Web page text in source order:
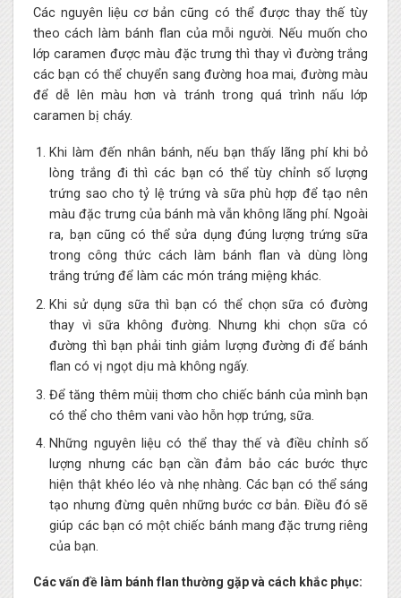
Các nguyên liệu cơ bản cũng có thể được thay thế tùy
theo cách làm bánh flan của mỗi người. Nếu muốn cho
lớp caramen được màu đặc trưng thì thay vì đường trắng
các bạn có thể chuyển sang đường hoa mai, đường màu
để dễ lên màu hơn và tránh trong quá trình nấu lớp
caramen bị cháy.
Khi làm đến nhân bánh, nếu bạn thấy lãng phí khi bỏ
lòng trắng đi thì các bạn có thể tùy chỉnh số lượng
trứng sao cho tỷ lệ trứng và sữa phù hợp để tạo nên
màu đặc trưng của bánh mà vẫn không lãng phí. Ngoài
ra, bạn cũng có thể sửa dụng đúng lượng trứng sữa
trong công thức cách làm bánh flan và dùng lòng
trắng trứng để làm các món tráng miệng khác.
Khi sử dụng sữa thì bạn có thể chọn sữa có đường
thay vì sữa không đường. Nhưng khi chọn sữa có
đường thì bạn phải tinh giảm lượng đường đi để bánh
flan có vị ngọt dịu mà không ngấy.
Để tăng thêm mùiị thơm cho chiếc bánh của mình bạn
có thể cho thêm vani vào hỗn hợp trứng, sữa.
Những nguyên liệu có thể thay thế và điều chỉnh số
lượng nhưng các bạn cần đảm bảo các bước thực
hiện thật khéo léo và nhẹ nhàng. Các bạn có thể sáng
tạo nhưng đừng quên những bước cơ bản. Điều đó sẽ
giúp các bạn có một chiếc bánh mang đặc trưng riêng
của bạn.
Các vấn đề làm bánh flan thường gặp và cách khắc phục: